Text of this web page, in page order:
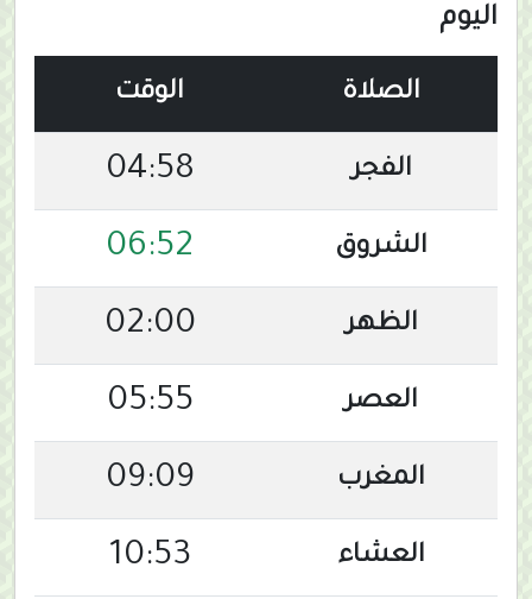
اليوم
الصلاة الوقت
الفجر 04:58
الشروق 06:52
الظهر 02:00
العصر 05:55
المغرب 09:09
العشاء 10:53